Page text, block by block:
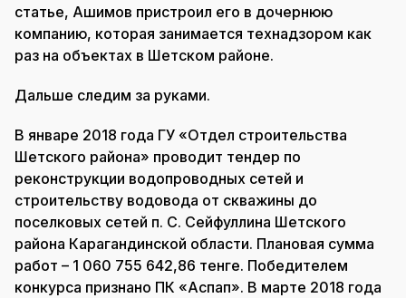
статье, Ашимов пристроил его в дочернюю
компанию, которая занимается технадзором как
раз на объектах в Шетском районе.
Дальше следим за руками.
В январе 2018 года ГУ «Отдел строительства
Шетского района» проводит тендер по
реконструкции водопроводных сетей и
строительству водовода от скважины до
поселковых сетей п. С. Сейфуллина Шетского
района Карагандинской области. Плановая сумма
работ – 1 060 755 642,86 тенге. Победителем
конкурса признано ПК «Аспап». В марте 2018 года